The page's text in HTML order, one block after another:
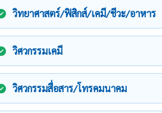
วิทยาศาสตร์/ฟิสิกส์/เคมี/ชีวะ/อาหาร
วิศวกรรมเคมี
วิศวกรรมสื่อสาร/โทรคมนาคม